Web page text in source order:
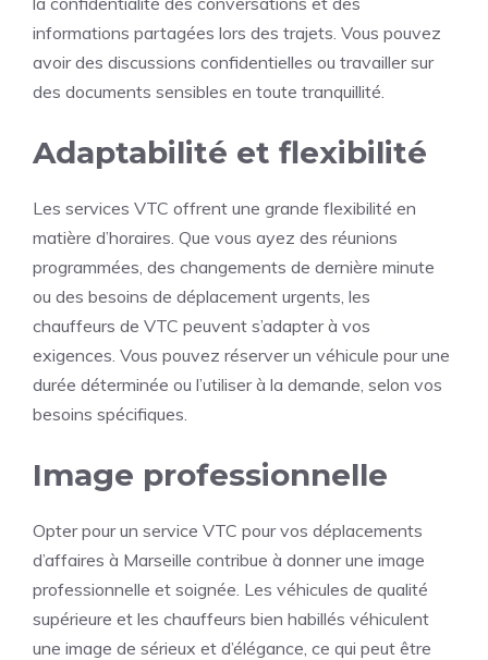
informations partagées lors des trajets. Vous pouvez
avoir des discussions confidentielles ou travailler sur
des documents sensibles en toute tranquillité.
Adaptabilité et flexibilité
Les services VTC offrent une grande flexibilité en
matière d’horaires. Que vous ayez des réunions
programmées, des changements de dernière minute
ou des besoins de déplacement urgents, les
chauffeurs de VTC peuvent s’adapter à vos
exigences. Vous pouvez réserver un véhicule pour une
durée déterminée ou l’utiliser à la demande, selon vos
besoins spécifiques.
Image professionnelle
Opter pour un service VTC pour vos déplacements
d’affaires à Marseille contribue à donner une image
professionnelle et soignée. Les véhicules de qualité
supérieure et les chauffeurs bien habillés véhiculent
une image de sérieux et d’élégance, ce qui peut être